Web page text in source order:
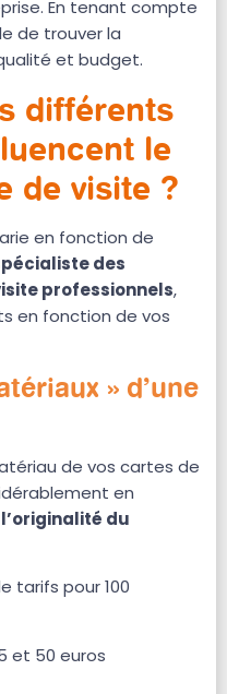
En tenant compte
de trouver la
et budget.
différents
le
de visite ?
en fonction de
des
professionnels,
en fonction de vos
» d’une
de vos cartes de
en
l’originalité du
tarifs pour 100
et 50 euros